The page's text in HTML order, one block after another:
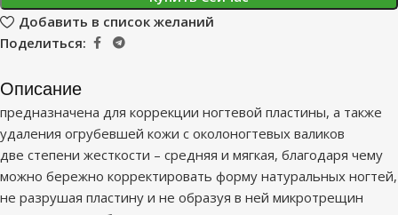
Добавить в список желаний
Поделиться:
Описание
предназначена для коррекции ногтевой пластины, а также
удаления огрубевшей кожи с околоногтевых валиков
две степени жесткости – средняя и мягкая, благодаря чему
можно бережно корректировать форму натуральных ногтей,
не разрушая пластину и не образуя в ней микротрещин